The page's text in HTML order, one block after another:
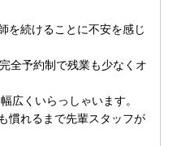
を続けることに不安を感じ
全予約制で残業も少なくオ
広くいらっしゃいます。
慣れるまで先輩スタッフが